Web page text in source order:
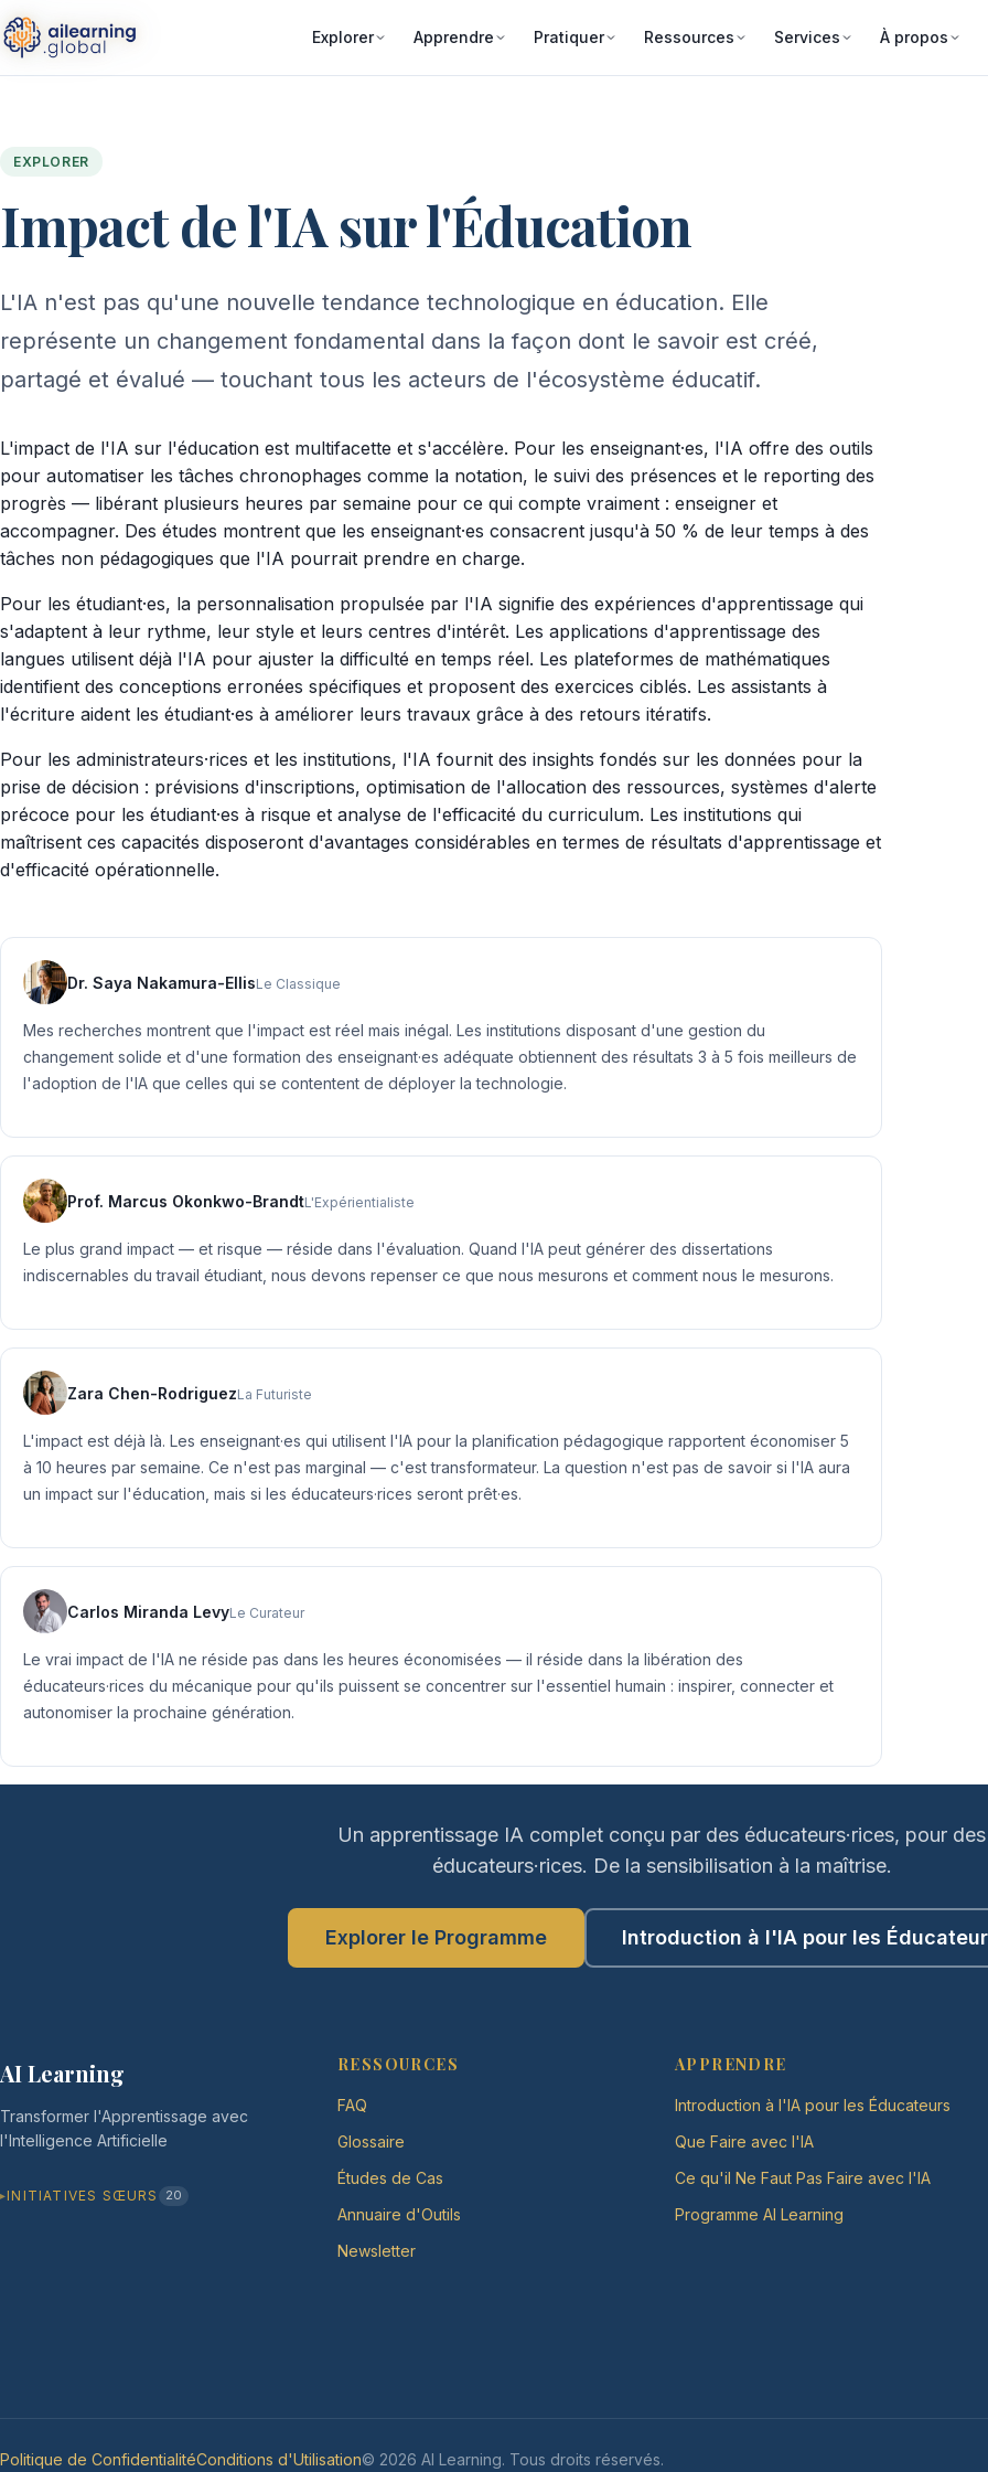
Explorer Apprendre Pratiquer Ressources Services À propos
EXPLORER
Impact de l'IA sur l'Éducation
L'IA n'est pas qu'une nouvelle tendance technologique en éducation. Elle
représente un changement fondamental dans la façon dont le savoir est créé,
partagé et évalué — touchant tous les acteurs de l'écosystème éducatif.
L'impact de l'IA sur l'éducation est multifacette et s'accélère. Pour les enseignant·es, l'IA offre des outils
pour automatiser les tâches chronophages comme la notation, le suivi des présences et le reporting des
progrès — libérant plusieurs heures par semaine pour ce qui compte vraiment : enseigner et
accompagner. Des études montrent que les enseignant·es consacrent jusqu'à 50 % de leur temps à des
tâches non pédagogiques que l'IA pourrait prendre en charge.
Pour les étudiant·es, la personnalisation propulsée par l'IA signifie des expériences d'apprentissage qui
s'adaptent à leur rythme, leur style et leurs centres d'intérêt. Les applications d'apprentissage des
langues utilisent déjà l'IA pour ajuster la difficulté en temps réel. Les plateformes de mathématiques
identifient des conceptions erronées spécifiques et proposent des exercices ciblés. Les assistants à
l'écriture aident les étudiant·es à améliorer leurs travaux grâce à des retours itératifs.
Pour les administrateurs·rices et les institutions, l'IA fournit des insights fondés sur les données pour la
prise de décision : prévisions d'inscriptions, optimisation de l'allocation des ressources, systèmes d'alerte
précoce pour les étudiant·es à risque et analyse de l'efficacité du curriculum. Les institutions qui
maîtrisent ces capacités disposeront d'avantages considérables en termes de résultats d'apprentissage et
d'efficacité opérationnelle.
Dr. Saya Nakamura-EllisLe Classique
Mes recherches montrent que l'impact est réel mais inégal. Les institutions disposant d'une gestion du
changement solide et d'une formation des enseignant·es adéquate obtiennent des résultats 3 à 5 fois meilleurs de
l'adoption de l'IA que celles qui se contentent de déployer la technologie.
Prof. Marcus Okonkwo-BrandtL'Expérientialiste
Le plus grand impact — et risque — réside dans l'évaluation. Quand l'IA peut générer des dissertations
indiscernables du travail étudiant, nous devons repenser ce que nous mesurons et comment nous le mesurons.
Zara Chen-RodriguezLa Futuriste
L'impact est déjà là. Les enseignant·es qui utilisent l'IA pour la planification pédagogique rapportent économiser 5
à 10 heures par semaine. Ce n'est pas marginal — c'est transformateur. La question n'est pas de savoir si l'IA aura
un impact sur l'éducation, mais si les éducateurs·rices seront prêt·es.
Carlos Miranda LevyLe Curateur
Le vrai impact de l'IA ne réside pas dans les heures économisées — il réside dans la libération des
éducateurs·rices du mécanique pour qu'ils puissent se concentrer sur l'essentiel humain : inspirer, connecter et
autonomiser la prochaine génération.
Un apprentissage IA complet conçu par des éducateurs·rices, pour des
éducateurs·rices. De la sensibilisation à la maîtrise.
Explorer le Programme Introduction à l'IA pour les
AI Learning
Transformer l'Apprentissage avec
l'Intelligence Artificielle
INITIATIVES SŒURS 20
RESSOURCES
FAQ
Glossaire
Études de Cas
Annuaire d'Outils
Newsletter
APPRENDRE
Introduction à l'IA pour les Éducateurs
Que Faire avec l'IA
Ce qu'il Ne Faut Pas Faire avec l'IA
Programme AI Learning
Politique de ConfidentialitéConditions d'Utilisation© 2026 AI Learning. Tous droits réservés.